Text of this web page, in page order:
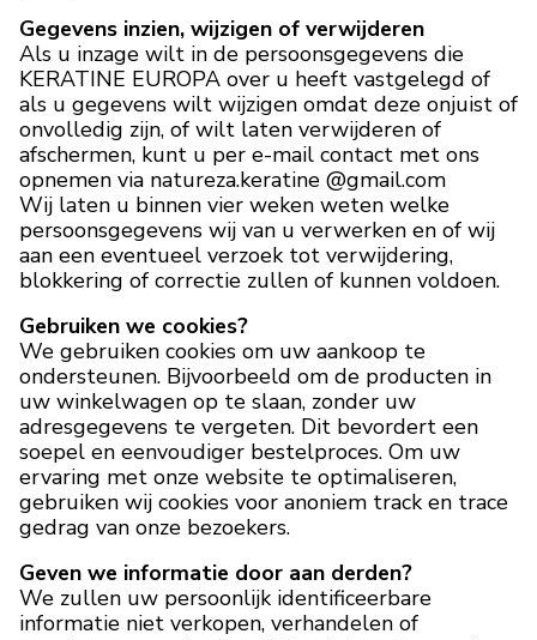
Gegevens inzien, wijzigen of verwijderen
Als u inzage wilt in de persoonsgegevens die
KERATINE EUROPA over u heeft vastgelegd of
als u gegevens wilt wijzigen omdat deze onjuist of
onvolledig zijn, of wilt laten verwijderen of
afschermen, kunt u per e-mail contact met ons
opnemen via natureza.keratine @gmail.com
Wij laten u binnen vier weken weten welke
persoonsgegevens wij van u verwerken en of wij
aan een eventueel verzoek tot verwijdering,
blokkering of correctie zullen of kunnen voldoen.
Gebruiken we cookies?
We gebruiken cookies om uw aankoop te
ondersteunen. Bijvoorbeeld om de producten in
uw winkelwagen op te slaan, zonder uw
adresgegevens te vergeten. Dit bevordert een
soepel en eenvoudiger bestelproces. Om uw
ervaring met onze website te optimaliseren,
gebruiken wij cookies voor anoniem track en trace
gedrag van onze bezoekers.
Geven we informatie door aan derden?
We zullen uw persoonlijk identificeerbare
informatie niet verkopen, verhandelen of